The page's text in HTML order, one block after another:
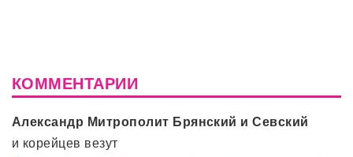
КОММЕНТАРИИ
Александр Митрополит Брянский и Севский
и корейцев везут